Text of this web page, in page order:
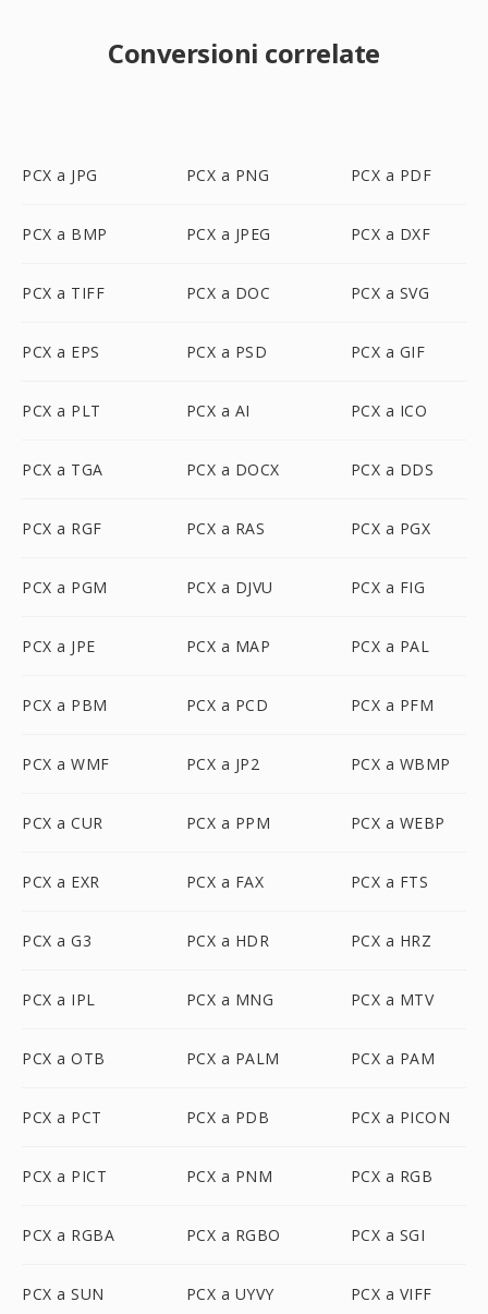
Conversioni correlate
PCX a JPG PCX a PNG PCX a PDF
PCX a BMP PCX a JPEG PCX a DXF
PCX a TIFF PCX a DOC PCX a SVG
PCX a EPS PCX a PSD PCX a GIF
PCX a PLT PCX a AI PCX a ICO
PCX a TGA PCX a DOCX PCX a DDS
PCX a RGF PCX a RAS PCX a PGX
PCX a PGM PCX a DJVU PCX a FIG
PCX a JPE PCX a MAP PCX a PAL
PCX a PBM PCX a PCD PCX a PFM
PCX a WMF PCX a JP2 PCX a WBMP
PCX a CUR PCX a PPM PCX a WEBP
PCX a EXR PCX a FAX PCX a FTS
PCX a G3 PCX a HDR PCX a HRZ
PCX a IPL PCX a MNG PCX a MTV
PCX a OTB PCX a PALM PCX a PAM
PCX a PCT PCX a PDB PCX a PICON
PCX a PICT PCX a PNM PCX a RGB
PCX a RGBA PCX a RGBO PCX a SGI
PCX a SUN PCX a UYVY PCX a VIFF